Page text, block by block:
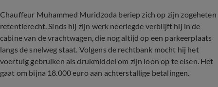
Chauffeur Muhammed Muridzoda beriep zich op zijn zogeheten
retentierecht. Sinds hij zijn werk neerlegde verblijft hij in de
cabine van de vrachtwagen, die nog altijd op een parkeerplaats
langs de snelweg staat. Volgens de rechtbank mocht hij het
voertuig gebruiken als drukmiddel om zijn loon op te eisen. Het
gaat om bijna 18.000 euro aan achterstallige betalingen.